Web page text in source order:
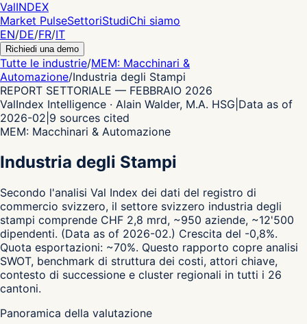
ValINDEX
Market PulseSettoriStudiChi siamo
EN/DE/FR/IT
Richiedi una demo
Tutte le industrie/MEM: Macchinari &
Automazione/Industria degli Stampi
REPORT SETTORIALE — FEBBRAIO 2026
ValIndex Intelligence · Alain Walder, M.A. HSG Data as of
2026-02 9 sources cited
MEM: Macchinari & Automazione
Industria degli Stampi
Secondo l'analisi Val Index dei dati del registro di
commercio svizzero, il settore svizzero industria degli
stampi comprende CHF 2,8 mrd, ~950 aziende, ~12'500
dipendenti. (Data as of 2026-02.) Crescita del -0,8%.
Quota esportazioni: ~70%. Questo rapporto copre analisi
SWOT, benchmark di struttura dei costi, attori chiave,
contesto di successione e cluster regionali in tutti i 26
cantoni.
Panoramica della valutazione